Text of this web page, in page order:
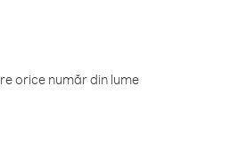
orice număr din lume